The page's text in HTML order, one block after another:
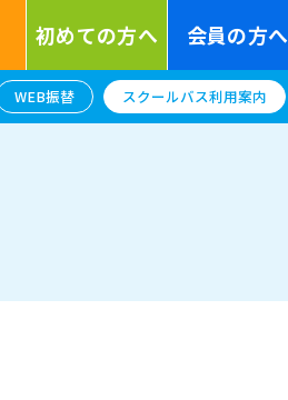
初めての方へ 会員の方へ
WEB振替 スクールバス利用案内